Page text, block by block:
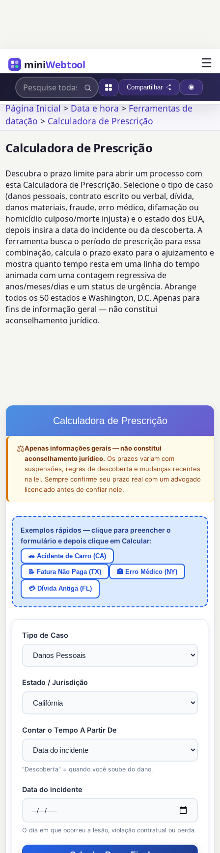
miniWebtool ☰
Compartilhar
Página Inicial>Data e hora>Ferramentas de
datação > Calculadora de Prescrição
Calculadora de Prescrição
Descubra o prazo limite para abrir um processo com
esta Calculadora de Prescrição. Selecione o tipo de caso
(danos pessoais, contrato escrito ou verbal, dívida,
danos materiais, fraude, erro médico, difamação ou
homicídio culposo/morte injusta) e o estado dos EUA,
depois insira a data do incidente ou da descoberta. A
ferramenta busca o período de prescrição para essa
combinação, calcula o prazo exato para o ajuizamento e
mostra quanto tempo resta em uma linha do tempo
animada com uma contagem regressiva de
anos/meses/dias e um status de urgência. Abrange
todos os 50 estados e Washington, D.C. Apenas para
fins de informação geral — não constitui
aconselhamento jurídico.
Calculadora de Prescrição
⚖️Apenas informações gerais — não constitui
aconselhamento jurídico. Os prazos variam com
suspensões, regras de descoberta e mudanças recentes
na lei. Sempre confirme seu prazo real com um advogado
licenciado antes de confiar nele.
Exemplos rápidos — clique para preencher o
formulário e depois clique em Calcular:
🚗 Acidente de Carro (CA)
📝 Fatura Não Paga (TX) 🏥 Erro Médico (NY)
💳 Dívida Antiga (FL)
Tipo de Caso
Estado / Jurisdição
Contar o Tempo A Partir De
"Descoberta" = quando você soube do dano.
Data do incidente
O dia em que ocorreu a lesão, violação contratual ou perda.